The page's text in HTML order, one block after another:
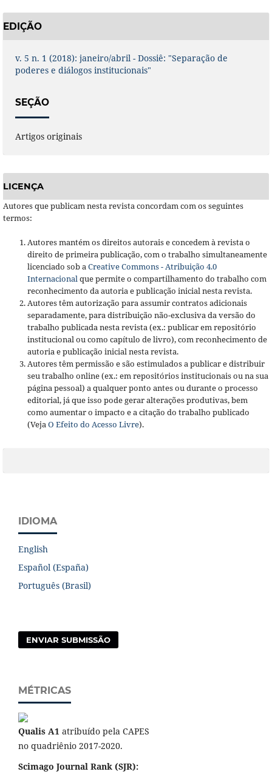
EDIÇÃO
v. 5 n. 1 (2018): janeiro/abril - Dossiê: "Separação de
poderes e diálogos institucionais"
SEÇÃO
Artigos originais
LICENÇA
Autores que publicam nesta revista concordam com os seguintes
termos:
Autores mantém os direitos autorais e concedem à revista o
direito de primeira publicação, com o trabalho simultaneamente
licenciado sob aCreative Commons - Atribuição 4.0
Internacionalque permite o compartilhamento do trabalho com
reconhecimento da autoria e publicação inicial nesta revista.
Autores têm autorização para assumir contratos adicionais
separadamente, para distribuição não-exclusiva da versão do
trabalho publicada nesta revista (ex.: publicar em repositório
institucional ou como capítulo de livro), com reconhecimento de
autoria e publicação inicial nesta revista.
Autores têm permissão e são estimulados a publicar e distribuir
seu trabalho online (ex.: em repositórios institucionais ou na sua
página pessoal) a qualquer ponto antes ou durante o processo
editorial, já que isso pode gerar alterações produtivas, bem
como aumentar o impacto e a citação do trabalho publicado
(VejaO Efeito do Acesso Livre).
IDIOMA
English
Español (España)
Português (Brasil)
ENVIAR SUBMISSÃO
MÉTRICAS
Qualis A1 atribuído pela CAPES
no quadriênio 2017-2020.
Scimago Journal Rank (SJR):